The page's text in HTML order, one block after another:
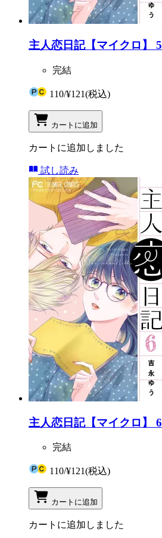
主人恋日記【マイクロ】 5
完結
110/¥121(税込)
カートに追加
カートに追加しました
試し読み
主人恋日記【マイクロ】 6
完結
110/¥121(税込)
カートに追加
カートに追加しました